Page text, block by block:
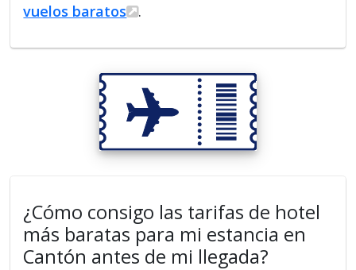
vuelos baratos
.
¿Cómo consigo las tarifas de hotel
más baratas para mi estancia en
Cantón antes de mi llegada?